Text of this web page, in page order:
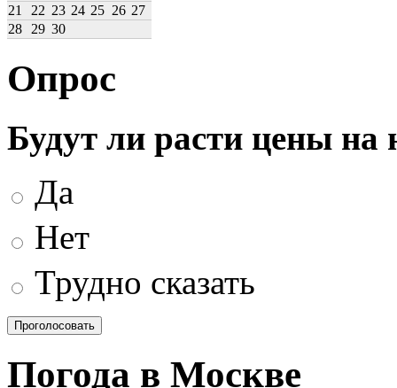
21
22 23 24 25 26 27
28
29 30
Опрос
Будут ли расти цены
Да
Нет
Трудно сказать
Погода в Москве